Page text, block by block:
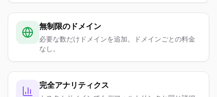
無制限のドメイン
必要な数だけドメインを追加。ドメインごとの料金
なし。
完全アナリティクス